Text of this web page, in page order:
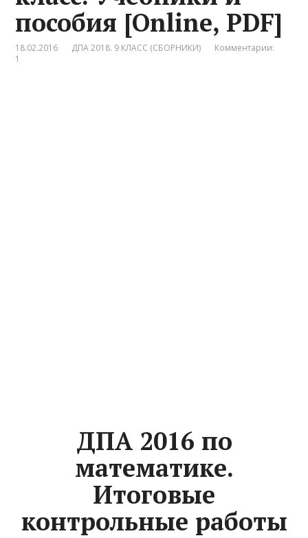
пособия [Online, PDF]
18.02.2016 ДПА 2018. 9 КЛАСС (СБОРНИКИ)
Комментарии:
1
ДПА 2016 по
математике.
Итоговые
контрольные работы